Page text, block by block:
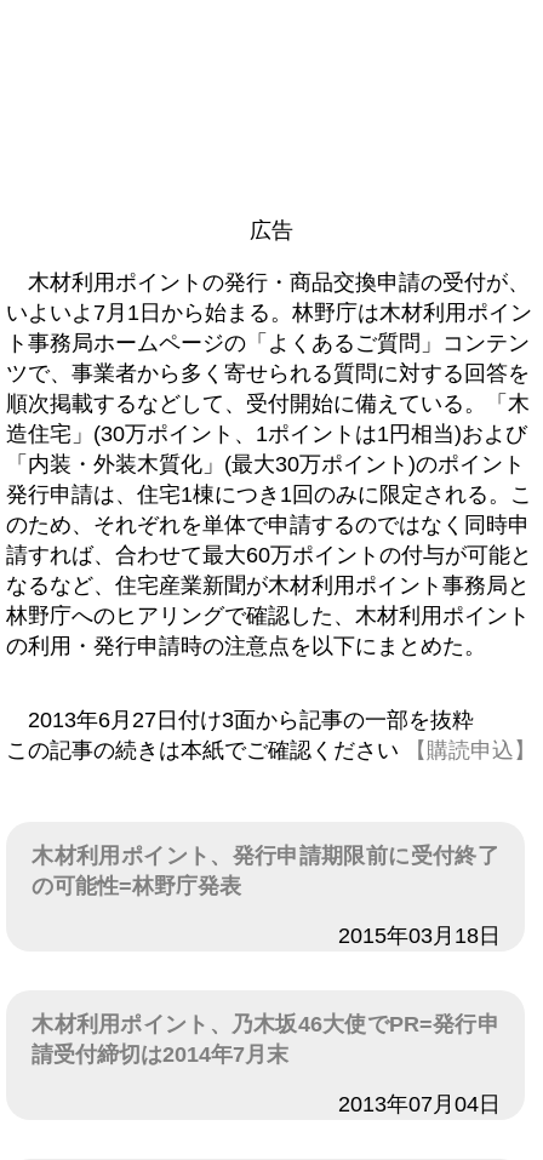
広告
木材利用ポイントの発行・商品交換申請の受付が、
いよいよ7月1日から始まる。林野庁は木材利用ポイン
ト事務局ホームページの「よくあるご質問」コンテン
ツで、事業者から多く寄せられる質問に対する回答を
順次掲載するなどして、受付開始に備えている。「木
造住宅」(30万ポイント、1ポイントは1円相当)および
「内装・外装木質化」(最大30万ポイント)のポイント
発行申請は、住宅1棟につき1回のみに限定される。こ
のため、それぞれを単体で申請するのではなく同時申
請すれば、合わせて最大60万ポイントの付与が可能と
なるなど、住宅産業新聞が木材利用ポイント事務局と
林野庁へのヒアリングで確認した、木材利用ポイント
の利用・発行申請時の注意点を以下にまとめた。
2013年6月27日付け3面から記事の一部を抜粋
この記事の続きは本紙でご確認ください
【購読申込】
木材利用ポイント、発行申請期限前に受付終了
の可能性=林野庁発表
2015年03月18日
木材利用ポイント、乃木坂46大使でPR=発行申
請受付締切は2014年7月末
2013年07月04日